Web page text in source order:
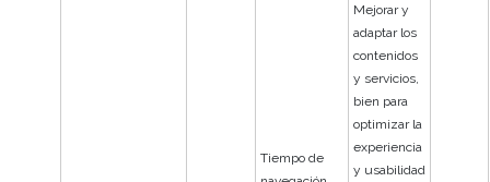
Tiempo de
Mejorar y
adaptar los
contenidos
y servicios,
bien para
optimizar la
experiencia
y usabilidad